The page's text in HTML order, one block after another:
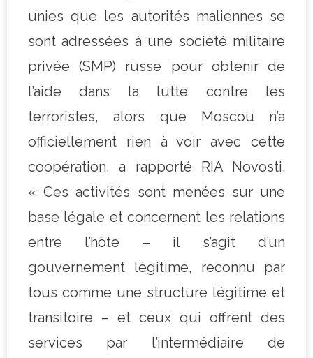
unies que les autorités maliennes se
sont adressées à une société militaire
privée (SMP) russe pour obtenir de
l’aide dans la lutte contre les
terroristes, alors que Moscou n’a
officiellement rien à voir avec cette
coopération, a rapporté RIA Novosti.
« Ces activités sont menées sur une
base légale et concernent les relations
entre l’hôte – il s’agit d’un
gouvernement légitime, reconnu par
tous comme une structure légitime et
transitoire – et ceux qui offrent des
services par l’intermédiaire de